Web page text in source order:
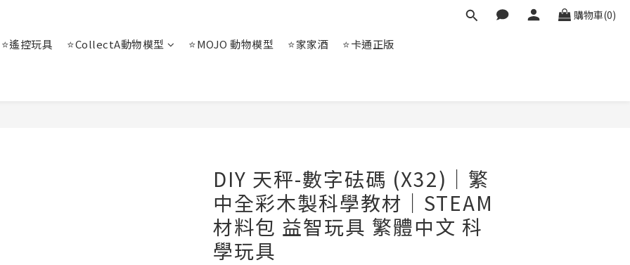
購物車(0)
⭐遙控玩具 ⭐CollectA動物模型 ⭐MOJO 動物模型 ⭐家家酒 ⭐卡通正版
DIY 天秤-數字砝碼 (X32)｜繁
中全彩木製科學教材｜STEAM
材料包 益智玩具 繁體中文 科
學玩具